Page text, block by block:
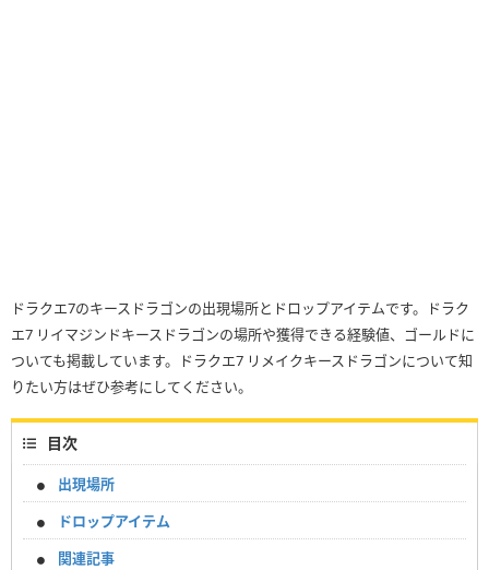
ドラクエ7のキースドラゴンの出現場所とドロップアイテムです。ドラク
エ7 リイマジンドキースドラゴンの場所や獲得できる経験値、ゴールドに
ついても掲載しています。ドラクエ7 リメイクキースドラゴンについて知
りたい方はぜひ参考にしてください。
目次
出現場所
ドロップアイテム
関連記事